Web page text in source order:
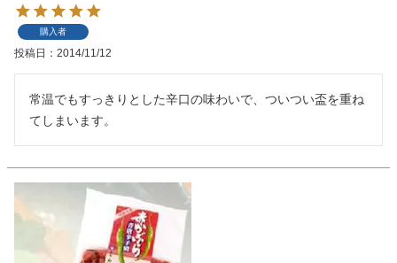
購入者
投稿日 2014/11/12
常温でもすっきりとした辛口の味わいで、ついつい盃を重ね
てしまいます。